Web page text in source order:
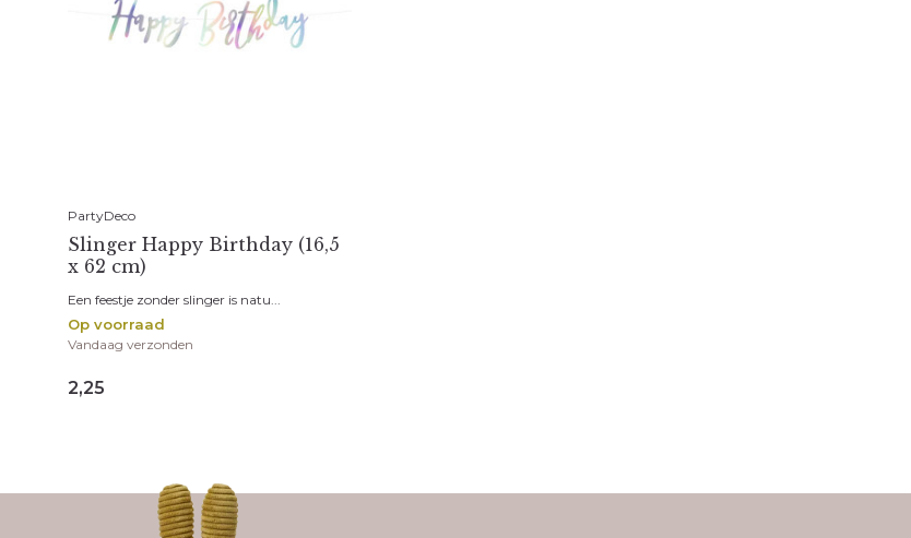
PartyDeco
Slinger Happy Birthday (16,5
x 62 cm)
Een feestje zonder slinger is natu...
Op voorraad
Vandaag verzonden
2,25